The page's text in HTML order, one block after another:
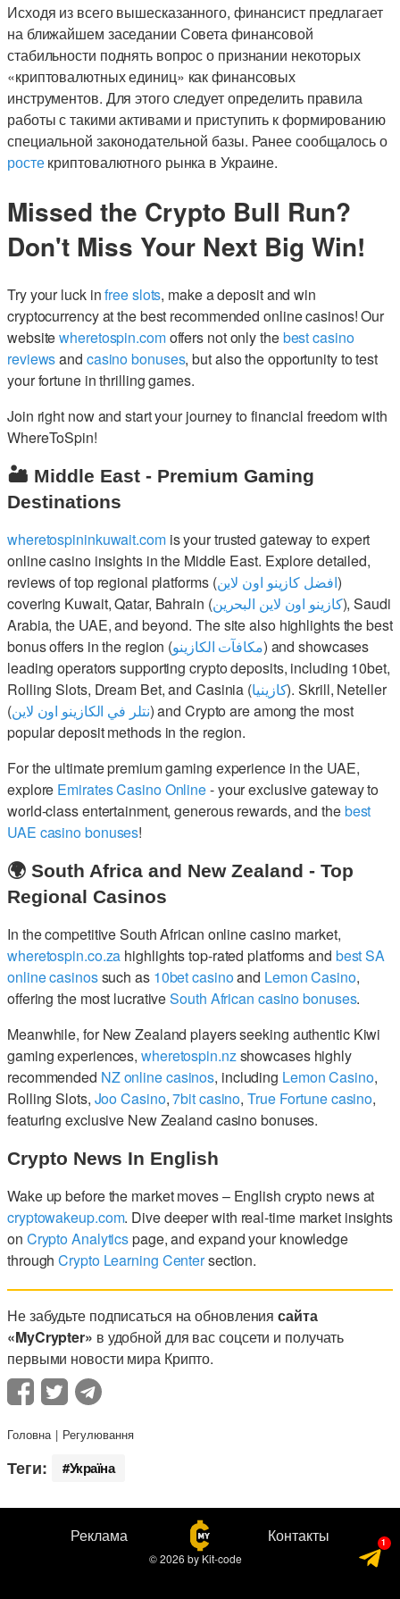
Исходя из всего вышесказанного, финансист предлагает
на ближайшем заседании Совета финансовой
стабильности поднять вопрос о признании некоторых
«криптовалютных единиц» как финансовых
инструментов. Для этого следует определить правила
работы с такими активами и приступить к формированию
специальной законодательной базы. Ранее сообщалось о
ростекриптовалютного рынка в Украине.
Missed the Crypto Bull Run?
Don't Miss Your Next Big Win!
Try your luck infree slots, make a deposit and win
cryptocurrency at the best recommended online casinos! Our
websitewheretospin.comoffers not only thebest casino
reviewsand casino bonuses, but also the opportunity to test
your fortune in thrilling games.
Join right now and start your journey to financial freedom with
WhereToSpin!
🏜️ Middle East - Premium Gaming
Destinations
wheretospininkuwait.comis your trusted gateway to expert
online casino insights in the Middle East. Explore detailed,
reviews of top regional platforms (افضل كازينو اون لاين)
covering Kuwait, Qatar, Bahrain (كازينو اون لاين البحرين), Saudi
Arabia, the UAE, and beyond. The site also highlights the best
bonus offers in the region (مكافآت الكازينو) and showcases
leading operators supporting crypto deposits, including 10bet,
Rolling Slots, Dream Bet, and Casinia (كازينيا). Skrill, Neteller
(نتلر في الكازينو اون لاين) and Crypto are among the most
popular deposit methods in the region.
For the ultimate premium gaming experience in the UAE,
explore Emirates Casino Online- your exclusive gateway to
world-class entertainment, generous rewards, and thebest
UAE casino bonuses!
🌍 South Africa and New Zealand - Top
Regional Casinos
In the competitive South African online casino market,
wheretospin.co.za highlights top-rated platforms and best SA
online casinossuch as 10bet casinoand Lemon Casino,
offering the most lucrativeSouth African casino bonuses.
Meanwhile, for New Zealand players seeking authentic Kiwi
gaming experiences, wheretospin.nzshowcases highly
recommended NZ online casinos, including Lemon Casino,
Rolling Slots, Joo Casino,7bit casino,True Fortune casino,
featuring exclusive New Zealand casino bonuses.
Crypto News In English
Wake up before the market moves – English crypto news at
cryptowakeup.com. Dive deeper with real-time market insights
on Crypto Analyticspage, and expand your knowledge
throughCrypto Learning Centersection.
Не забудьте подписаться на обновлениясайта
«MyCrypter» в удобной для вас соцсети и получать
первыми новости мира Крипто.
Головна Регулювання
Теги: Україна
Реклама Контакты
© 2026 by Kit-code